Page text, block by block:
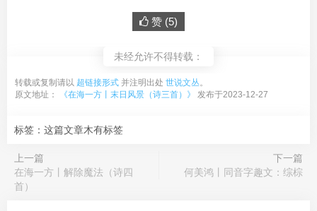
赞 (5)
未经允许不得转载：
转载或复制请以 超链接形式 并注明出处 世说文丛。
原文地址：
《在海一方丨末日风景（诗三首）》 发布于2023-12-27
标签：这篇文章木有标签
上一篇
在海一方丨解除魔法（诗四
首）
下一篇
何美鸿丨同音字趣文：综棕